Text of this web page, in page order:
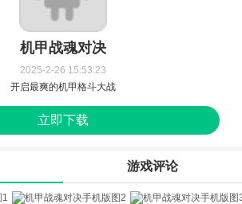
机甲战魂对决
2025-2-26 15:53:23
开启最爽的机甲格斗大战
立即下载
游戏评论